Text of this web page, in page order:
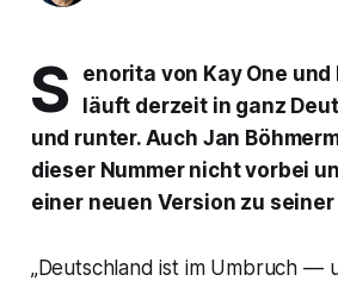
S enorita von Kay One
läuft derzeit in ganz
und runter. Auch Jan
dieser Nummer nicht vorbei
einer neuen Version zu
„Deutschland ist im Umbruch —